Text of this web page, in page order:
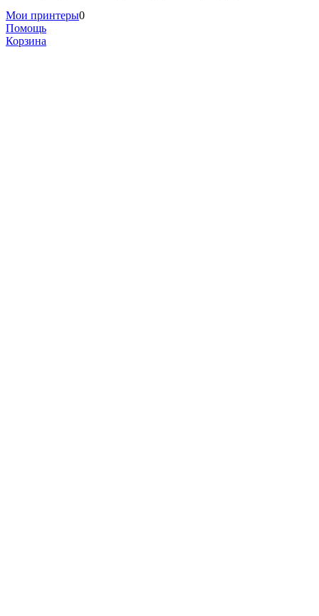
Мои принтеры0
Помощь
Корзина